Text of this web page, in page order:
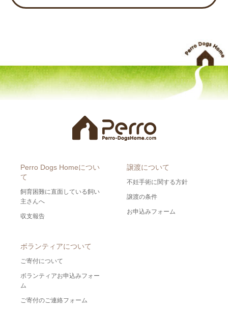
Perro Dogs Homeについ
て
飼育困難に直面している飼い
主さんへ
収支報告
譲渡について
不妊手術に関する方針
譲渡の条件
お申込みフォーム
ボランティアについて
ご寄付について
ボランティアお申込みフォー
ム
ご寄付のご連絡フォーム